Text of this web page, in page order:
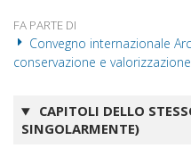
FA PARTE DI
Convegno internazionale
conservazione e valorizzazione
CAPITOLI DELLO
SINGOLARMENTE)